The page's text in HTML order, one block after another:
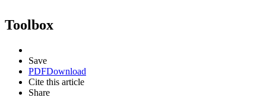
Toolbox
Save
PDFDownload
Cite this article
Share